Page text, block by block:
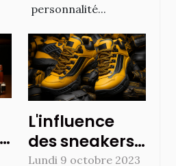
personnalité...
L'influence
des sneakers
noires et
Lundi 9 octobre 2023